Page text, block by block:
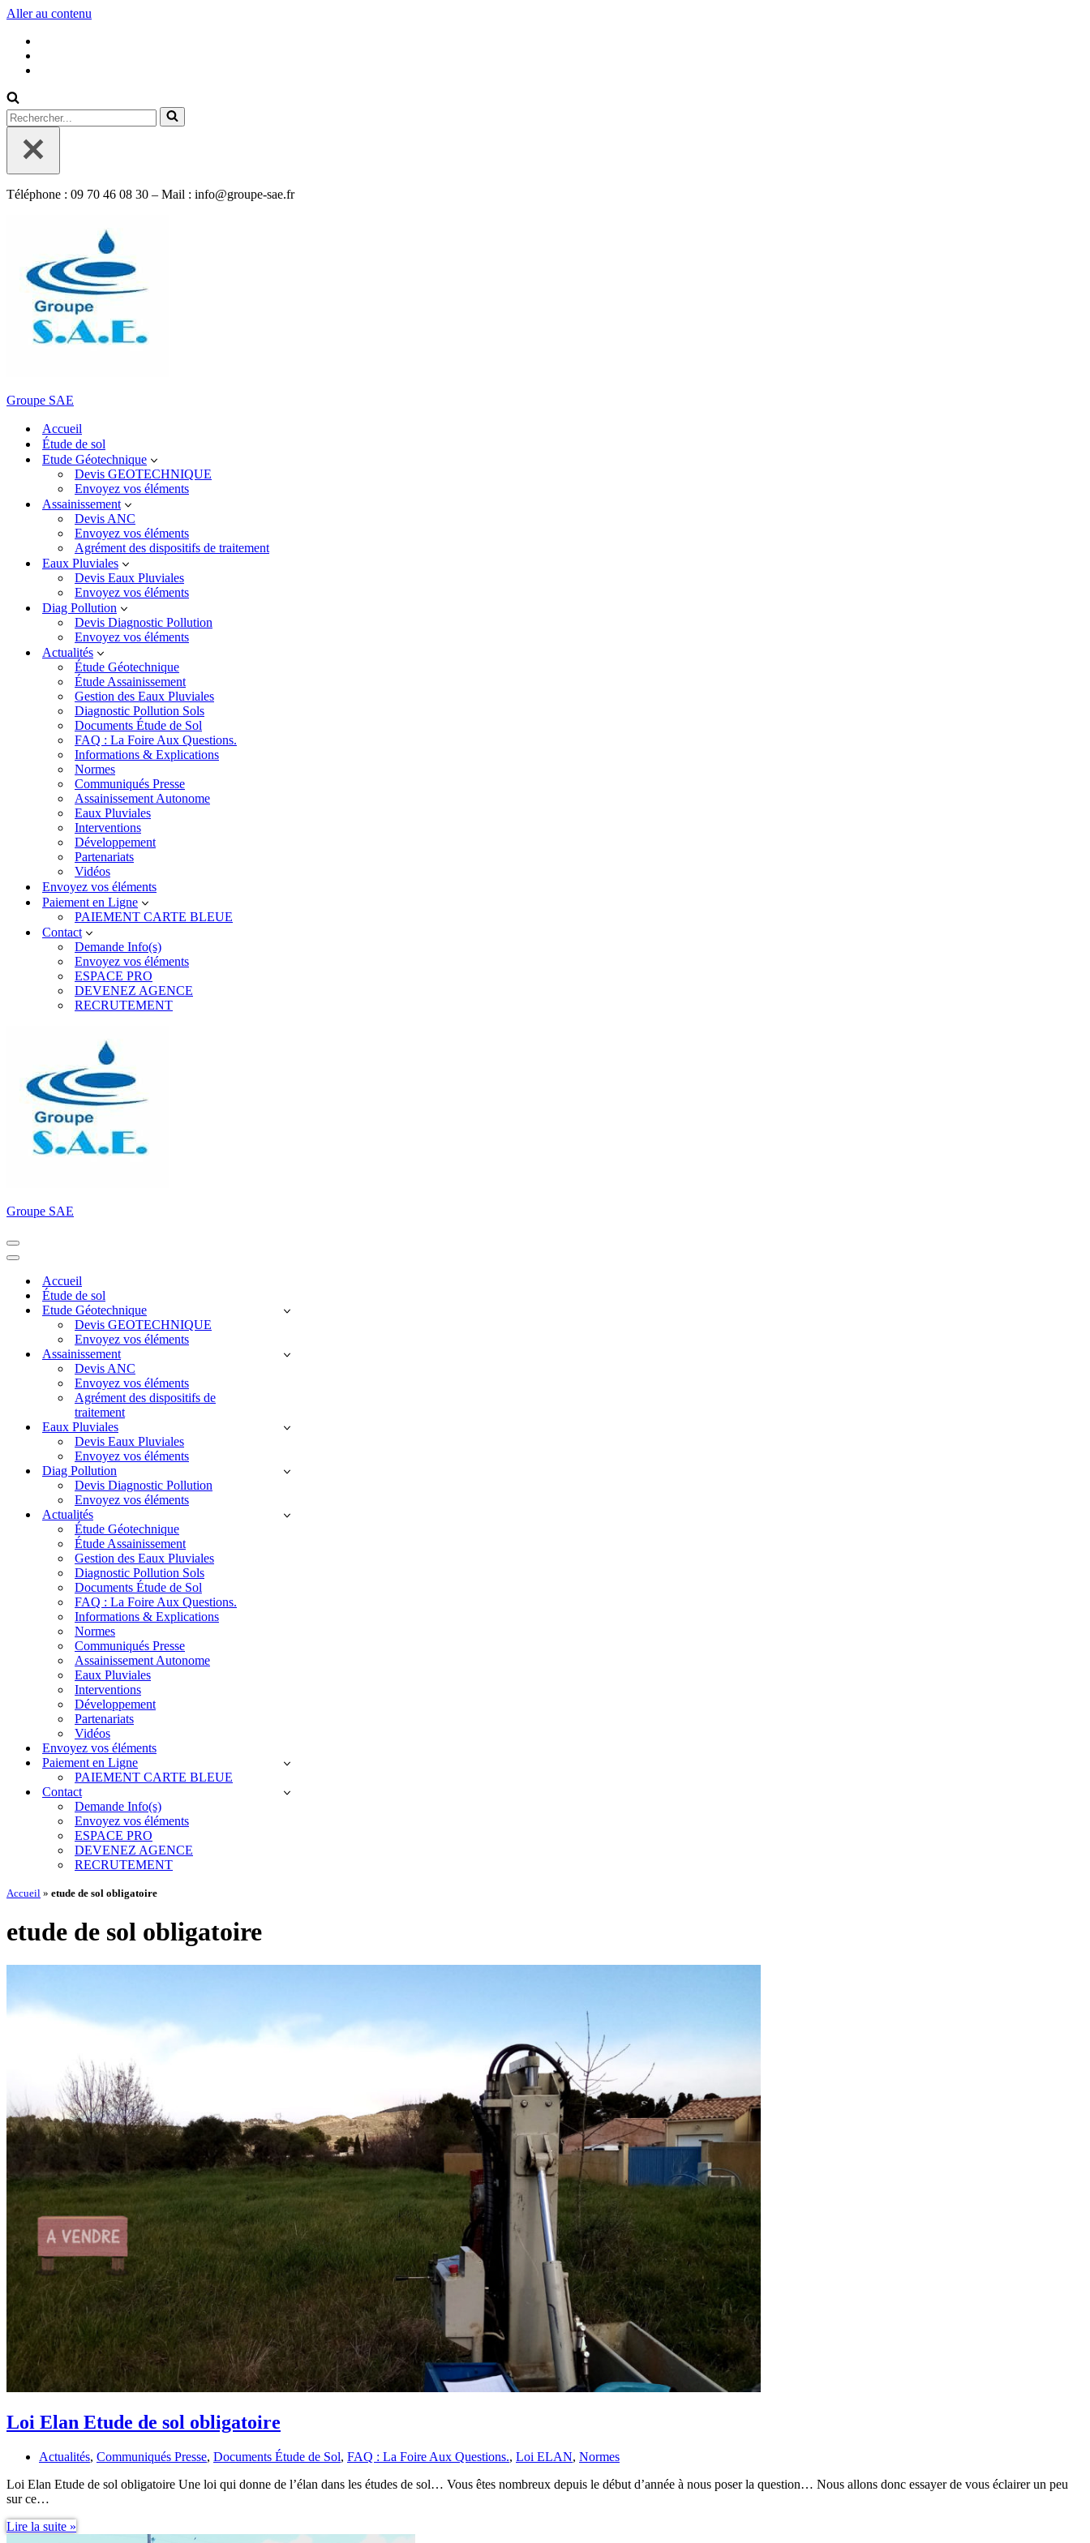
Aller au contenu
Rechercher...
Téléphone : 09 70 46 08 30 – Mail : info@groupe-sae.fr
Groupe SAE
Accueil
Étude de sol
Etude Géotechnique
Devis GEOTECHNIQUE
Envoyez vos éléments
Assainissement
Devis ANC
Envoyez vos éléments
Agrément des dispositifs de traitement
Eaux Pluviales
Devis Eaux Pluviales
Envoyez vos éléments
Diag Pollution
Devis Diagnostic Pollution
Envoyez vos éléments
Actualités
Étude Géotechnique
Étude Assainissement
Gestion des Eaux Pluviales
Diagnostic Pollution Sols
Documents Étude de Sol
FAQ : La Foire Aux Questions.
Informations & Explications
Normes
Communiqués Presse
Assainissement Autonome
Eaux Pluviales
Interventions
Développement
Partenariats
Vidéos
Envoyez vos éléments
Paiement en Ligne
PAIEMENT CARTE BLEUE
Contact
Demande Info(s)
Envoyez vos éléments
ESPACE PRO
DEVENEZ AGENCE
RECRUTEMENT
Groupe SAE
Menu
de
Menu
navigationAccueil
Étude de sol
Etude Géotechnique
Devis GEOTECHNIQUE
Envoyez vos éléments
Assainissement
Devis ANC
Envoyez vos éléments
Agrément des dispositifs de
traitement
Eaux Pluviales
Devis Eaux Pluviales
Envoyez vos éléments
Diag Pollution
Devis Diagnostic Pollution
Envoyez vos éléments
Actualités
Étude Géotechnique
Étude Assainissement
Gestion des Eaux Pluviales
Diagnostic Pollution Sols
Documents Étude de Sol
FAQ : La Foire Aux Questions.
Informations & Explications
Normes
Communiqués Presse
Assainissement Autonome
Eaux Pluviales
Interventions
Développement
Partenariats
Vidéos
Envoyez vos éléments
Paiement en Ligne
PAIEMENT CARTE BLEUE
Contact
Demande Info(s)
Envoyez vos éléments
ESPACE PRO
DEVENEZ AGENCE
RECRUTEMENT
Accueil » etude de sol obligatoire
etude de sol obligatoire
Loi Elan Etude de sol obligatoire
Actualités, Communiqués Presse, Documents Étude de Sol, FAQ : La Foire Aux Questions., Loi ELAN, Normes
Loi Elan Etude de sol obligatoire Une loi qui donne de l’élan dans les études de sol… Vous êtes nombreux depuis le début d’année à nous poser la question… Nous allons donc essayer de vous éclairer un peu
sur ce…
Lire la suite »